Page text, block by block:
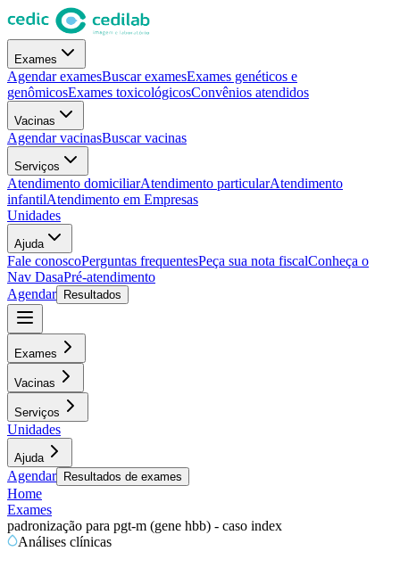
Exames
Agendar examesBuscar examesExames genéticos e
genômicosExames toxicológicosConvênios atendidos
Vacinas
Agendar vacinasBuscar vacinas
Serviços
Atendimento domiciliarAtendimento particularAtendimento
infantilAtendimento em Empresas
Unidades
Ajuda
Fale conoscoPerguntas frequentesPeça sua nota fiscalConheça o
Nav DasaPré-atendimento
Agendar
Resultados
Exames
Vacinas
Serviços
Unidades
Ajuda
Agendar Resultados de exames
Home
Exames
padronização para pgt-m (gene hbb) - caso index
Análises clínicas